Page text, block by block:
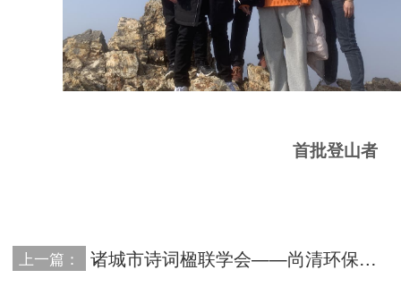
首批登山者
上一篇： 诸城市诗词楹联学会——尚清环保采风作品（二）